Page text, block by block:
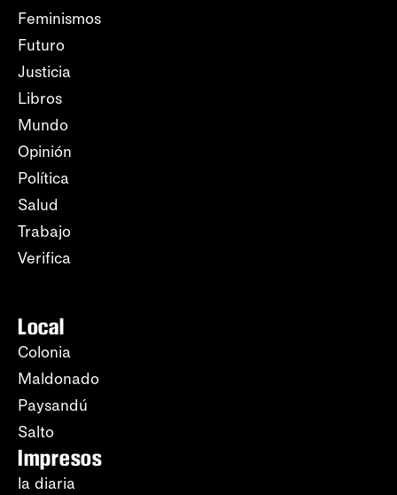
Feminismos
Futuro
Justicia
Libros
Mundo
Opinión
Política
Salud
Trabajo
Verifica
Local
Colonia
Maldonado
Paysandú
Salto
Impresos
la diaria